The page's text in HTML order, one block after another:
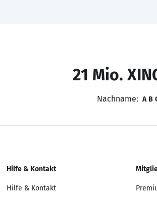
21 Mio.
Nachname: A B
Hilfe & Kontakt
Hilfe & Kontakt